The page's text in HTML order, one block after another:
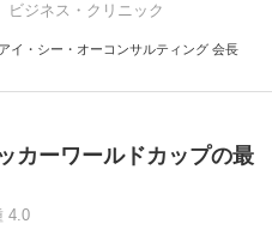
ビジネス・クリニック
イ・シー・オーコンサルティング 会長
ーワールドカップの最
4.0